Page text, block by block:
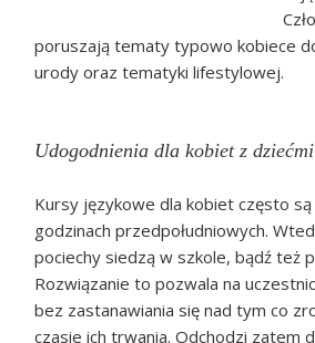
poruszają tematy typowo kobiece
urody oraz tematyki lifestylowej.
Udogodnienia dla kobiet z dziećmi
Kursy językowe dla kobiet często
godzinach przedpołudniowych.
pociechy siedzą w szkole, bądź też
Rozwiązanie to pozwala na
bez zastanawiania się nad tym co
czasie ich trwania. Odchodzi zatem